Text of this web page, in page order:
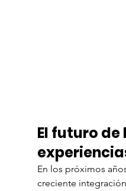
El futuro de
En los próximos
creciente